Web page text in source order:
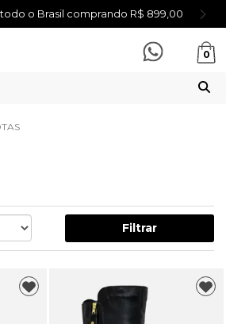
o Brasil comprando R$ 899,00
0
Filtrar